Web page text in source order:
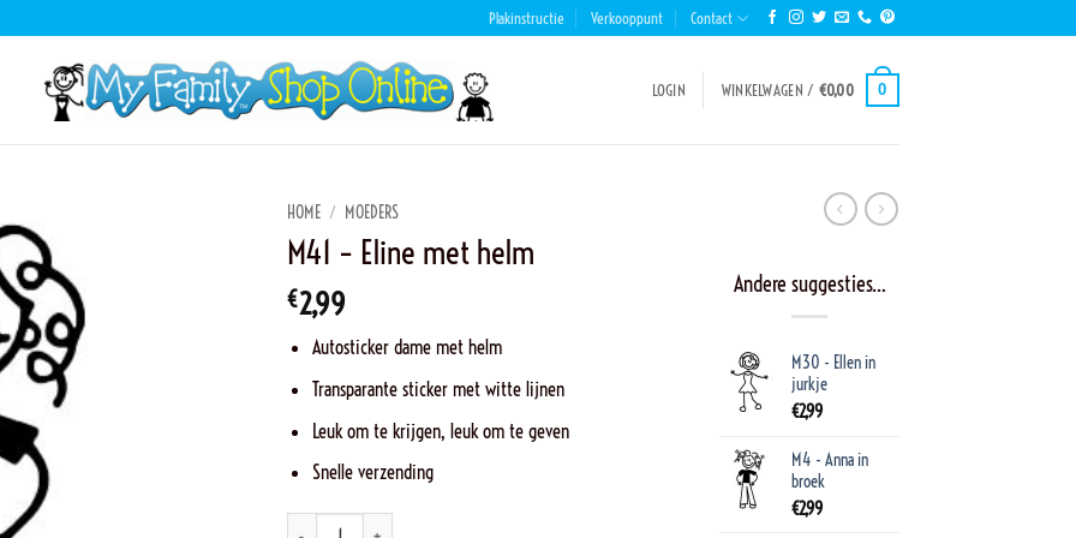
Plakinstructie Verkooppunt Contact
LOGIN WINKELWAGEN / €0,00 0
HOME / MOEDERS
M41 – Eline met helm
€2,99
Autosticker dame met helm
Transparante sticker met witte lijnen
Leuk om te krijgen, leuk om te geven
Snelle verzending
M41 - Eline met helm aantal
Andere suggesties…
M30 - Ellen in
jurkje
€2,99
M4 - Anna in
broek
€2,99